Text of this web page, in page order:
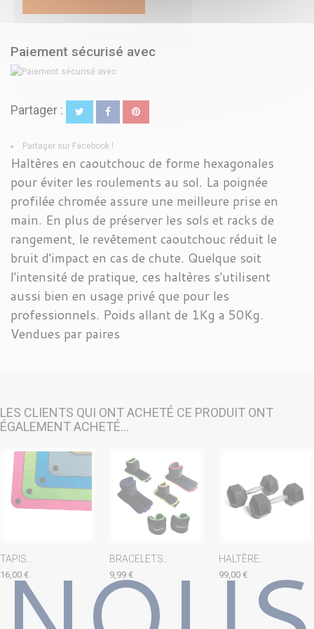
Paiement sécurisé avec
Partager :
Partager sur Facebook !
Haltères en caoutchouc de forme hexagonales
pour éviter les roulements au sol. La poignée
profilée chromée assure une meilleure prise en
main. En plus de préserver les sols et racks de
rangement, le revêtement caoutchouc réduit le
bruit d'impact en cas de chute. Quelque soit
l'intensité de pratique, ces haltères s'utilisent
aussi bien en usage privé que pour les
professionnels. Poids allant de 1Kg a 50Kg.
Vendues par paires
LES CLIENTS QUI ONT ACHETÉ CE PRODUIT ONT
ÉGALEMENT ACHETÉ...
TAPIS...
16,00 €
BRACELETS...
9,99 €
HALTÈRE...
99,00 €